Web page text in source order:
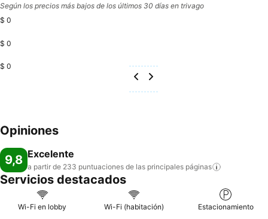
Según los precios más bajos de los últimos 30 días en trivago
$ 0
$ 0
$ 0
Opiniones
9,8 Excelente
a partir de 233 puntuaciones de las principales páginas
Servicios destacados
Wi-Fi en lobby Wi-Fi (habitación) Estacionamiento